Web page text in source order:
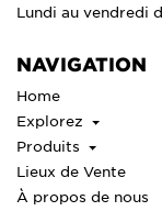
Lundi au vendredi
NAVIGATION
Home
Explorez
Produits
Lieux de Vente
À propos de nous